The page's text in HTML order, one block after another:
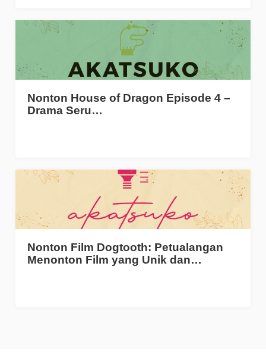
Nonton House of Dragon Episode 4 –
Drama Seru…
Nonton Film Dogtooth: Petualangan
Menonton Film yang Unik dan…